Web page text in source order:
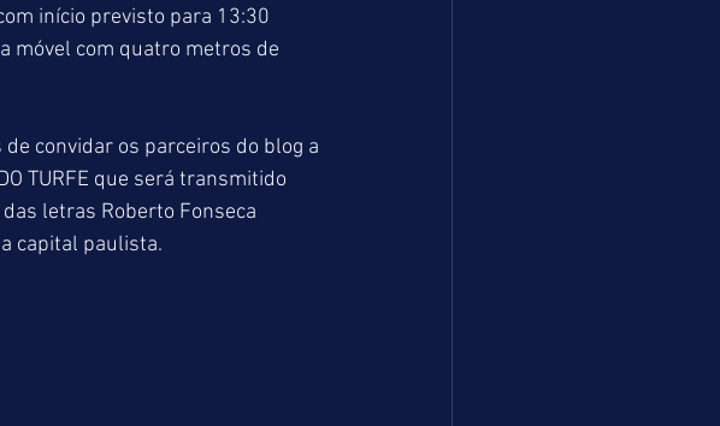
início previsto para 13:30
móvel com quatro metros de
convidar os parceiros do blog a
TURFE que será transmitido
letras Roberto Fonseca
capital paulista.